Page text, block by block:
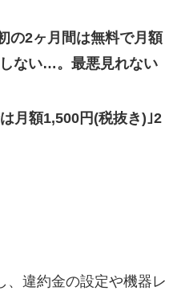
の2ヶ月間は無料で月額
ない…。最悪見れない
月額1,500円(税抜き)｣2
、違約金の設定や機器レ